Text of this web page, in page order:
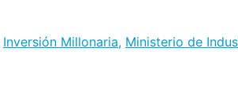
Inversión Millonaria, Ministerio de